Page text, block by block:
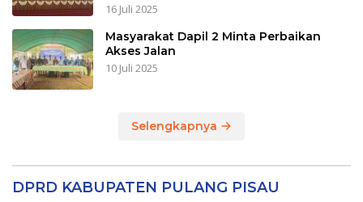
16 Juli 2025
Masyarakat Dapil 2 Minta Perbaikan
Akses Jalan
10 Juli 2025
Selengkapnya
DPRD KABUPATEN PULANG PISAU